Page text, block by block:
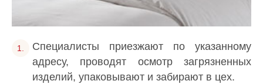
Специалисты приезжают по указанному
адресу, проводят осмотр загрязненных
изделий, упаковывают и забирают в цех.